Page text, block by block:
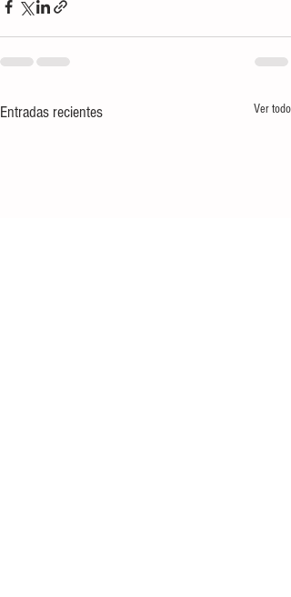
Entradas recientes Ver todo